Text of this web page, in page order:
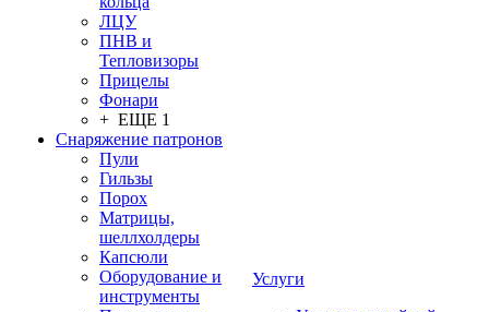
ЛЦУ
ПНВ и
Тепловизоры
Прицелы
Фонари
+ ЕЩЕ 1
Снаряжение патронов
Пули
Гильзы
Порох
Матрицы,
шеллхолдеры
Капсюли
Оборудование и
инструменты
Услуги